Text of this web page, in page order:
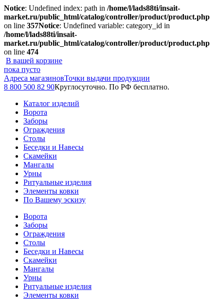
Notice: Undefined index: path in /home/l/lads88ti/insait-
market.ru/public_html/catalog/controller/product/product.php
on line 357Notice: Undefined variable: category_id in
/home/l/lads88ti/insait-
market.ru/public_html/catalog/controller/product/product.php
on line 474
В вашей корзине
пока пусто
Адреса магазиновТочки выдачи продукции
8 800 500 82 90Круглосуточно. По РФ бесплатно.
Каталог изделий
Ворота
Заборы
Ограждения
Столы
Беседки и Навесы
Скамейки
Мангалы
Урны
Ритуальные изделия
Элементы ковки
По Вашему эскизу
Ворота
Заборы
Ограждения
Столы
Беседки и Навесы
Скамейки
Мангалы
Урны
Ритуальные изделия
Элементы ковки